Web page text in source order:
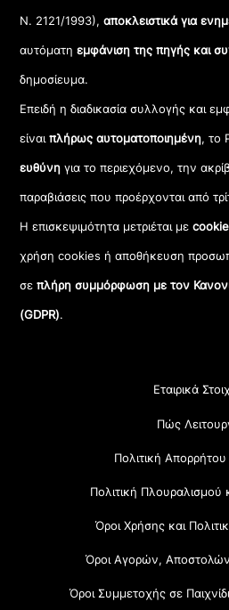
Ν. 2121/1993), αποκλειστικά για
αυτόματηεμφάνιση της πηγής και
δημοσίευμα.
Επειδή η διαδικασία συλλογής και
είναιπλήρως αυτοματοποιημένη, το
ευθύνη για το περιεχόμενο, την
παραβιάσεις που προέρχονται από
Η επισκεψιμότητα μετριέται με
χρήση cookies ή αποθήκευση
σεπλήρη συμμόρφωση με τον
(GDPR).
Εταιρικά
Πώς
Πολιτική
Πολιτική Πλουραλισμού
Όροι Χρήσης και
Όροι Αγορών,
Όροι Συμμετοχής σε